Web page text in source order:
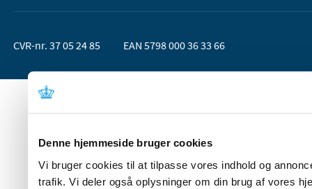
Denne hjemmeside bruger cookies
Vi bruger cookies til at tilpasse vores indhold og
trafik. Vi deler også oplysninger om din brug af vores
CVR-nr. 37 05 24 85 EAN 5798 000 36 33 66